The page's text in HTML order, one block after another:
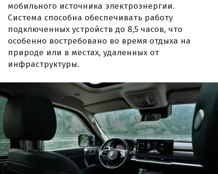
мобильного источника электроэнергии.
Система способна обеспечивать работу
подключенных устройств до 8,5 часов, что
особенно востребовано во время отдыха на
природе или в местах, удаленных от
инфраструктуры.